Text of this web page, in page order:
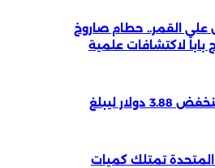
القمر.. حطام صاروخ
9» يفتح باباً لاكتشافات علمية
النفط الكويتي ينخفض 3.88 دولار ليبلغ
المتحدة تمتلك كميات